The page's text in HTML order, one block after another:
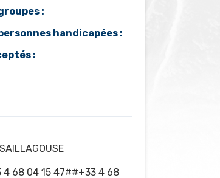
:
handicapées :
:
4 68 04 15 47##+33 4 68